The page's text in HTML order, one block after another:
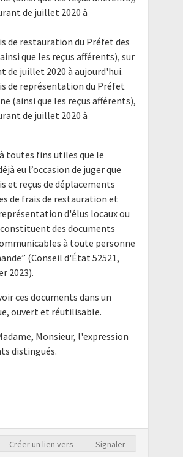
de juillet 2020 à
de restauration du Préfet des
que les reçus afférents), sur
de juillet 2020 à aujourd'hui.
de représentation du Préfet
(ainsi que les reçus afférents),
de juillet 2020 à
toutes fins utiles que le
eu l’occasion de juger que
et reçus de déplacements
de frais de restauration et
d'élus locaux ou
des documents
à toute personne
(Conseil d'État 52521,
2023).
ces documents dans un
ouvert et réutilisable.
Monsieur, l'expression
distingués.
Créer un lien vers Signaler